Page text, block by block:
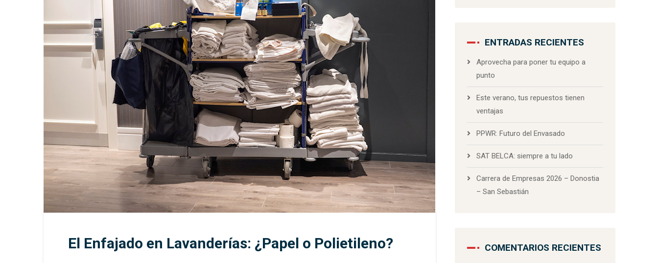
El Enfajado en Lavanderías: ¿Papel o Polietileno?
ENTRADAS RECIENTES
Aprovecha para poner tu equipo a
punto
Este verano, tus repuestos tienen
ventajas
PPWR: Futuro del Envasado
SAT BELCA: siempre a tu lado
Carrera de Empresas 2026 – Donostia
– San Sebastián
COMENTARIOS RECIENTES